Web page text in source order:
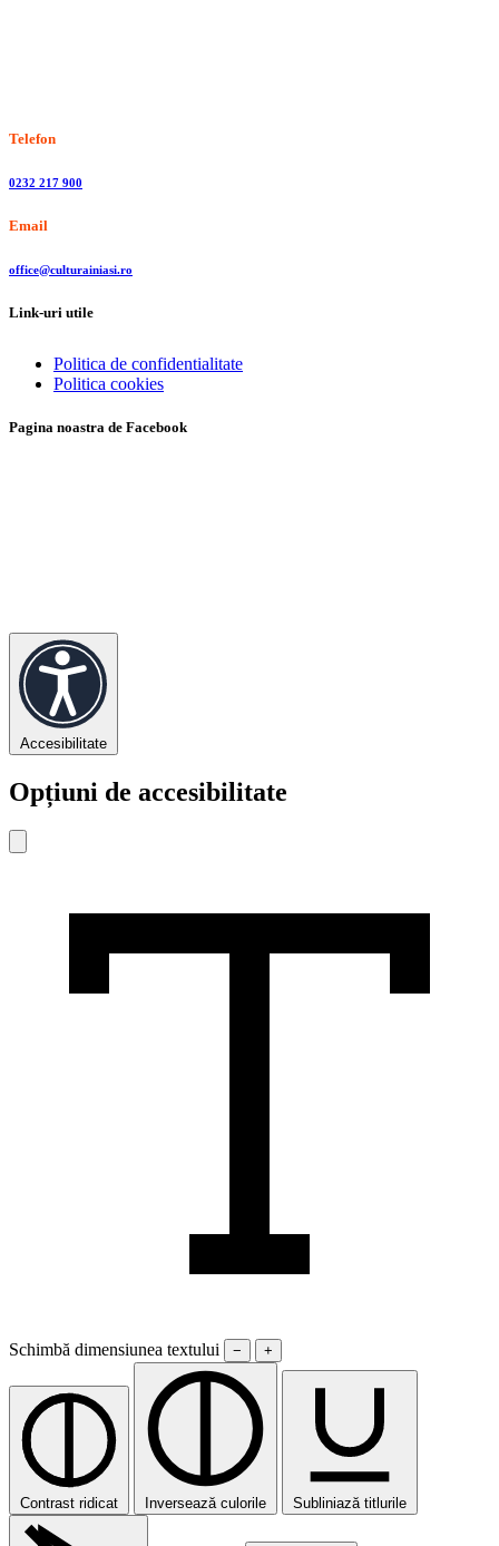
Telefon
0232 217 900
Email
office@culturainiasi.ro
Link-uri utile
Politica de confidentialitate
Politica cookies
Pagina noastra de Facebook
Accesibilitate
Opțiuni de accesibilitate
Schimbă dimensiunea textului − +
Contrast ridicat Inversează culorile Subliniază titlurile